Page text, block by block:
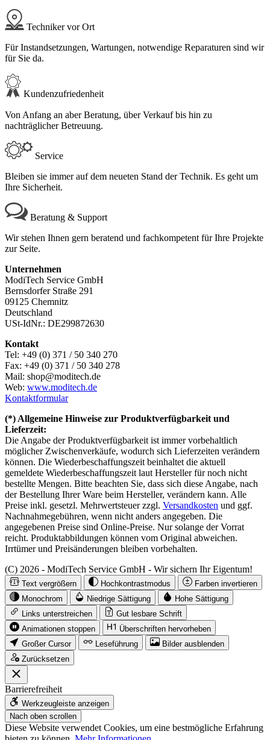
Techniker vor Ort
Für Instandsetzungen, Wartungen, notwendige Reparaturen sind wir
für Sie da.
Kundenzufriedenheit
Von Anfang an aber Beratung, über Verkauf bis hin zu
nachträglicher Betreuung.
Service
Bleiben sie immer auf dem neueten Stand der Technik. Es geht um
Ihre Sicherheit.
Beratung & Support
Wir stehen Ihnen gern beratend und fachkompetent für Ihre Projekte
zur Seite.
Unternehmen
ModiTech Service GmbH
Bernsdorfer Straße 291
09125 Chemnitz
Deutschland
USt-IdNr.: DE299872630
Kontakt
Tel: +49 (0) 371 / 50 340 270
Fax: +49 (0) 371 / 50 340 278
Mail: shop@moditech.de
Web: www.moditech.de
Kontaktformular
(*) Allgemeine Hinweise zur Produktverfügbarkeit und
Lieferzeit:
Die Angabe der Produktverfügbarkeit ist immer vorbehaltlich
möglicher Zwischenverkäufe, wodurch sich Lieferzeiten verändern
können. Die Wiederbeschaffungszeit beinhaltet die aktuell
gemeldete Wiederbeschaffungszeit laut Hersteller für noch nicht
bestellte Mengen. Bitte beachten Sie, dass sich diese Angabe, nach
der Bestellung Ihrer Ware beim Hersteller, verändern kann. Alle
Preise inkl. gesetzl. Mehrwertsteuer zzgl. Versandkosten und ggf.
Nachnahmegebühren, wenn nicht anders angegeben. Die
angegebenen Preise sind Online-Preise. Nur solange der Vorrat
reicht. Produktabbildungen können vom Original abweichen.
Irrtümer und Preisänderungen bleiben vorbehalten.
(C) 2026 - ModiTech Service GmbH - Wir sichern Ihr Eigentum!
Text vergrößern Hochkontrastmodus
Farben invertieren
Monochrom
Niedrige Sättigung
Hohe Sättigung
Links unterstreichen
Gut lesbare Schrift
Animationen stoppen
Überschriften hervorheben
Großer Cursor
Leseführung
Bilder ausblenden
Zurücksetzen
Barrierefreiheit
Werkzeugleiste anzeigen
Nach oben scrollen
Diese Website verwendet Cookies, um eine bestmögliche Erfahrung